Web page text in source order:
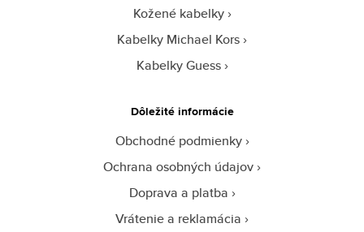
Kožené kabelky
Kabelky Michael Kors
Kabelky Guess
Dôležité informácie
Obchodné podmienky
Ochrana osobných údajov
Doprava a platba
Vrátenie a reklamácia